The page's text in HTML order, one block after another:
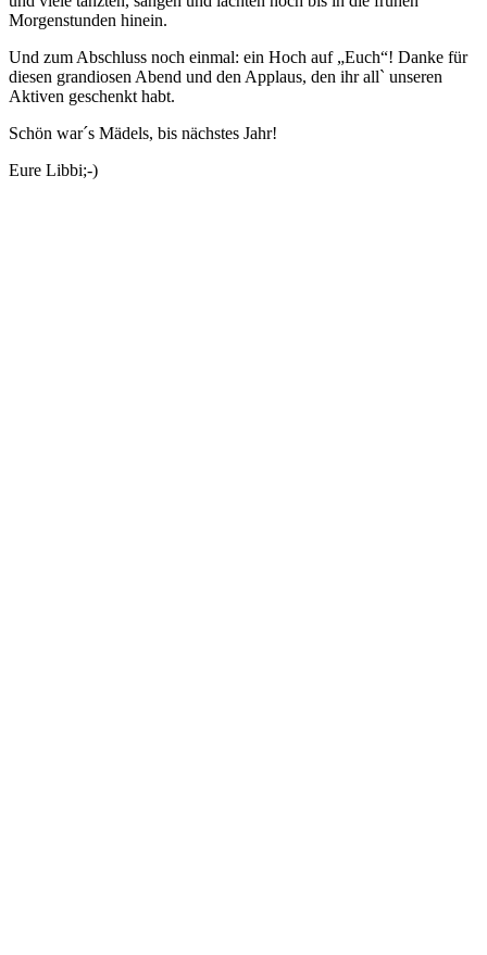
Morgenstunden hinein.
Und zum Abschluss noch einmal: ein Hoch auf „Euch“! Danke für
diesen grandiosen Abend und den Applaus, den ihr all` unseren
Aktiven geschenkt habt.
Schön war´s Mädels, bis nächstes Jahr!
Eure Libbi;-)